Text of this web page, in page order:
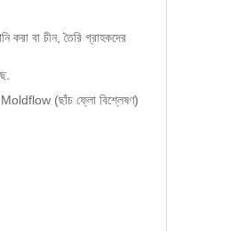
বা চীন, তৈরি গ্রাহকদের
Moldflow (ছাঁচ ফ্লো বিশ্লেষণ)